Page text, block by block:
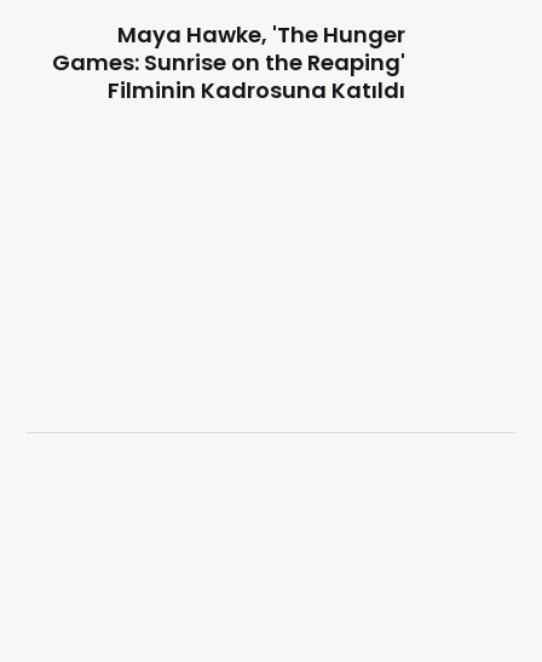
Maya Hawke, 'The Hunger
Games: Sunrise on the Reaping'
Filminin Kadrosuna Katıldı